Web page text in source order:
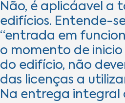
Não, é aplicáavel a
edifícios. Entende-
“entrada em
o momento de
do edifício, não
das licenças a
Na entrega integral